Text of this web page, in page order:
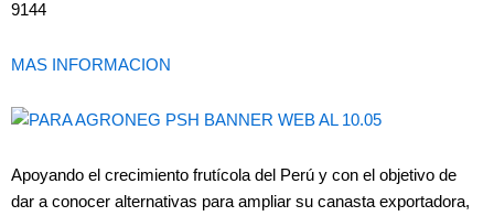
9144
MAS INFORMACION
Apoyando el crecimiento frutícola ​del ​Perú y ​con el objetivo de
dar a conocer alternativas para ampliar su canasta exportadora,